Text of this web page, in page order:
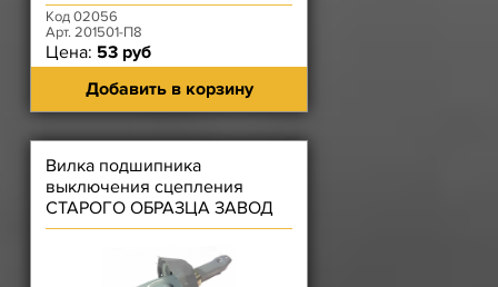
Код 02056
Арт. 201501-П8
Цена: 53 руб
Добавить в корзину
Вилка подшипника
выключения сцепления
СТАРОГО ОБРАЗЦА ЗАВОД